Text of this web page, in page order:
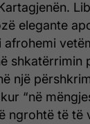
elegante
afrohemi
shkatërrimin
një
“në
ngrohtë të të